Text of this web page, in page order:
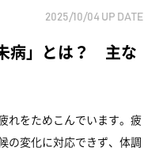
2025/10/04 UP DATE
病」とは？ 主な
れをためこんでいます。疲
の変化に対応できず、体調